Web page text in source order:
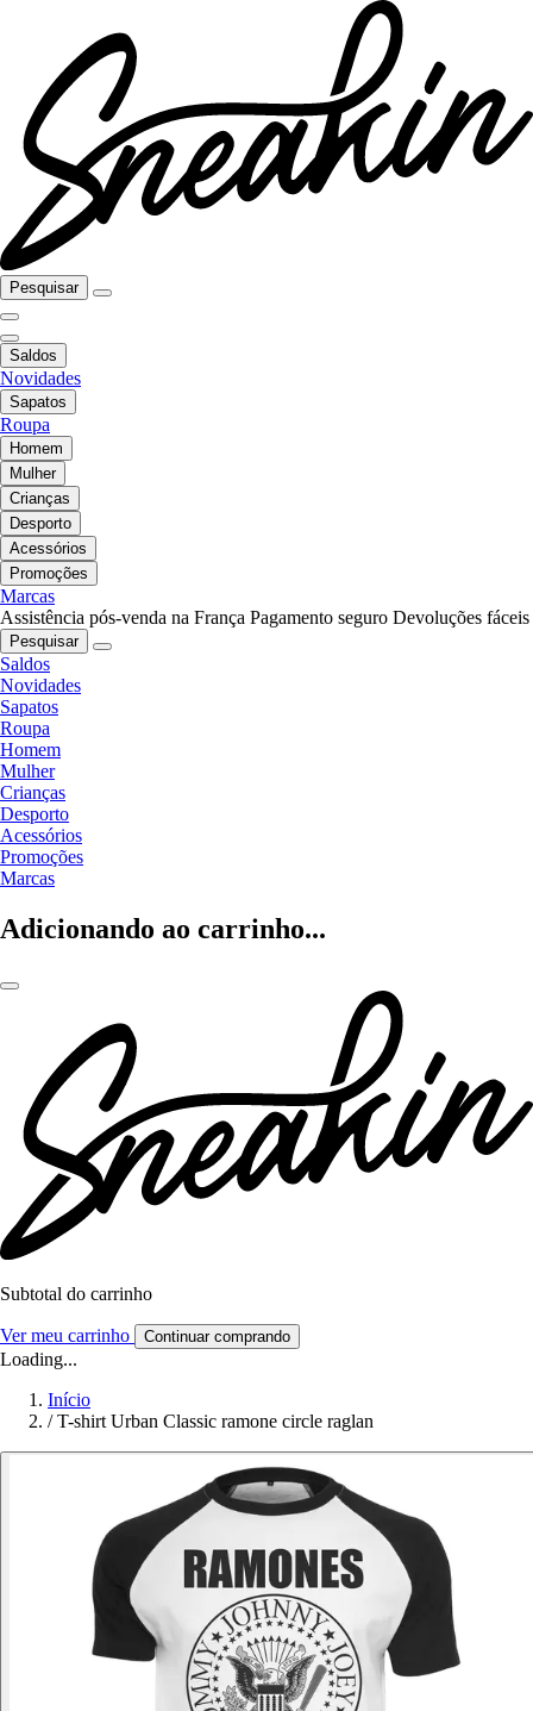
Pesquisar
Saldos
Novidades
Sapatos
Roupa
Homem
Mulher
Crianças
Desporto
Acessórios
Promoções
Marcas
Assistência pós-venda na França Pagamento seguro Devoluções fáceis
Pesquisar
Saldos
Novidades
Sapatos
Roupa
Homem
Mulher
Crianças
Desporto
Acessórios
Promoções
Marcas
Adicionando ao carrinho...
Subtotal do carrinho
Ver meu carrinho Continuar comprando
Loading...
Início
/ T-shirt Urban Classic ramone circle raglan